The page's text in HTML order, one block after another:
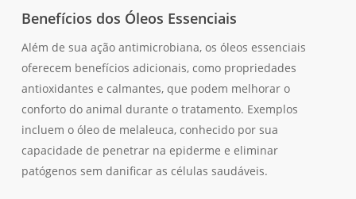
Benefícios dos Óleos Essenciais
Além de sua ação antimicrobiana, os óleos essenciais
oferecem benefícios adicionais, como propriedades
antioxidantes e calmantes, que podem melhorar o
conforto do animal durante o tratamento. Exemplos
incluem o óleo de melaleuca, conhecido por sua
capacidade de penetrar na epiderme e eliminar
patógenos sem danificar as células saudáveis.